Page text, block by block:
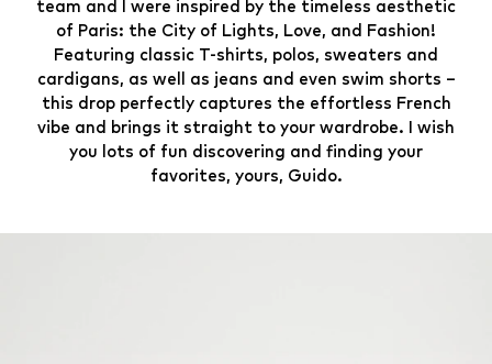
team and I were inspired by the timeless aesthetic
of Paris: the City of Lights, Love, and Fashion!
Featuring classic T-shirts, polos, sweaters and
cardigans, as well as jeans and even swim shorts –
this drop perfectly captures the effortless French
vibe and brings it straight to your wardrobe. I wish
you lots of fun discovering and finding your
favorites, yours, Guido.